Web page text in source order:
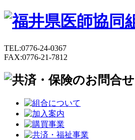
TEL:0776-24-0367
FAX:0776-21-7812